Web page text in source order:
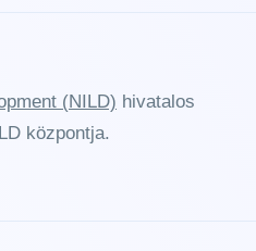
(NILD) hivatalos
központja.